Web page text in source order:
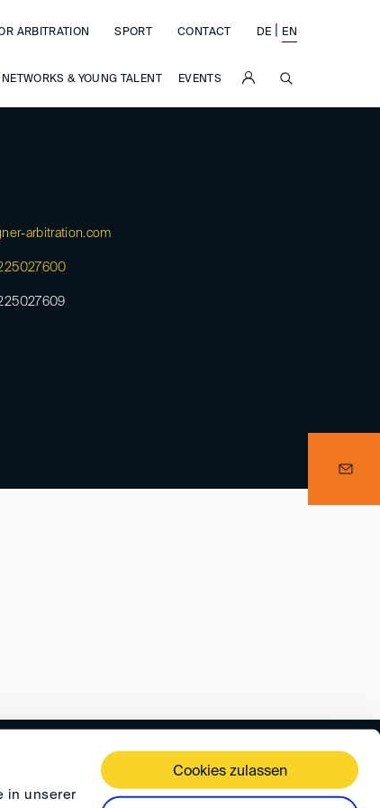
in unserer
Cookies zulassen
NETWORKS & YOUNG TALENT EVENTS
ARBITRATION SPORT CONTACT DE EN
arbitration.com
AND CONDITIONS